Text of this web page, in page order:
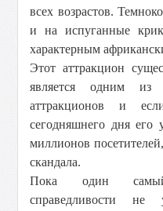
всех возрастов.
и на испуганные
характерным
Этот аттракцион
является одним из
аттракционов и
сегодняшнего дня его
миллионов
скандала.
Пока один
справедливости